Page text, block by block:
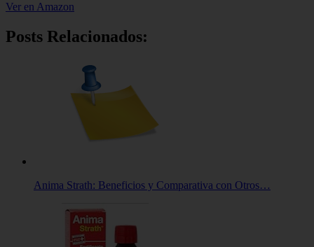
Ver en Amazon
Posts Relacionados:
Anima Strath: Beneficios y Comparativa con Otros…